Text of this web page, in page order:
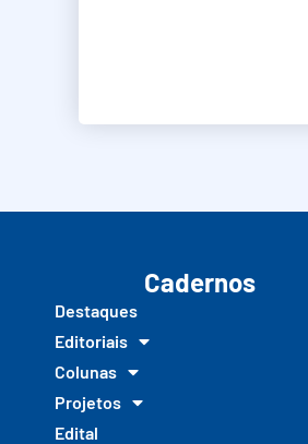
Cadernos
Destaques
Editoriais
Colunas
Projetos
Edital